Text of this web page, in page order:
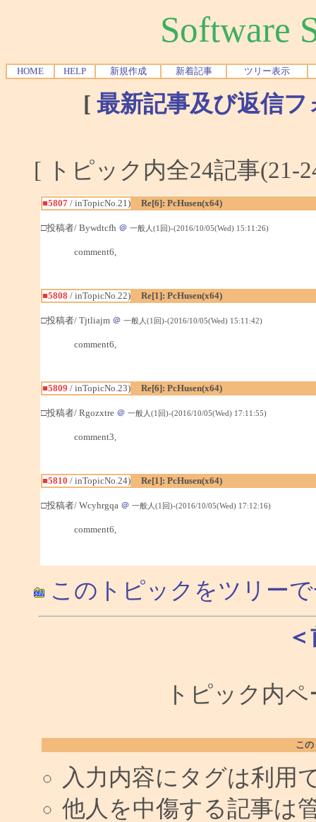
Software
HOME HELP 新規作成 新着記事 ツリー表示
[ 最新記事及び返信
[ トピック内全24記事
■5807/ inTopicNo.21) Re[6]: PcHusen(x64)
□投稿者/ Bywdtcfh ＠ 一般人(1回)-(2016/10/05(Wed) 15:11:26)
comment6,
■5808 / inTopicNo.22) Re[1]: PcHusen(x64)
□投稿者/ Tjtliajm ＠ 一般人(1回)-(2016/10/05(Wed) 15:11:42)
comment6,
■5809 / inTopicNo.23) Re[6]: PcHusen(x64)
□投稿者/ Rgozxtre ＠ 一般人(1回)-(2016/10/05(Wed) 17:11:55)
comment3,
■5810 / inTopicNo.24) Re[1]: PcHusen(x64)
□投稿者/ Wcyhrgqa ＠ 一般人(1回)-(2016/10/05(Wed) 17:12:16)
comment6,
このトピックをツリー
トピック内
こ
入力内容にタグは利用
他人を中傷する記事は